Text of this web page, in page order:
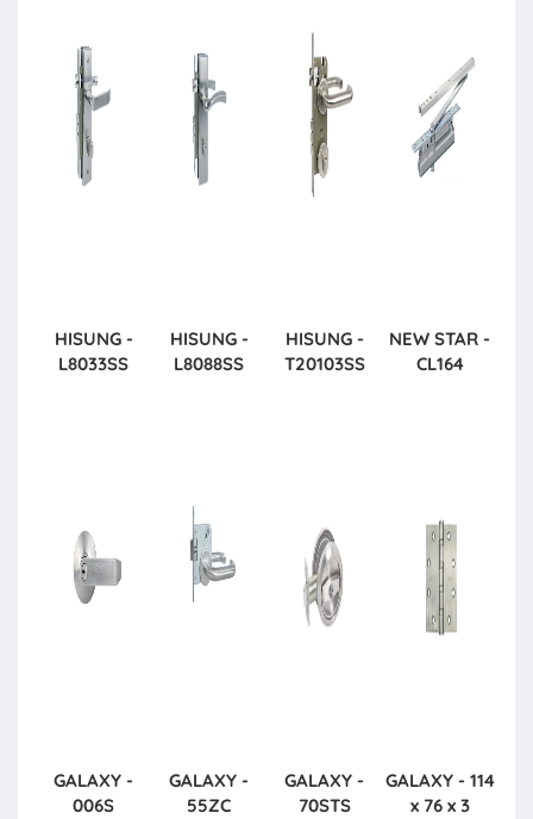
HISUNG -
L8033SS
HISUNG -
L8088SS
HISUNG -
T20103SS
NEW STAR -
CL164
GALAXY -
006S
GALAXY -
55ZC
GALAXY -
70STS
GALAXY - 114
x 76 x 3